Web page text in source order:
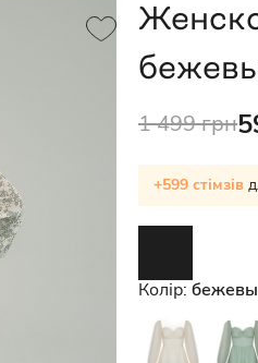
1 499 грн
+599 стімзів
Колір: